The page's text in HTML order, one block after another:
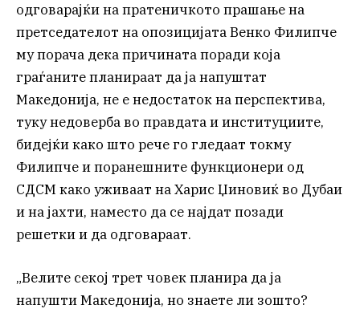
одговарајќи на пратеничкото прашање на
претседателот на опозицијата Венко Филипче
му порача дека причината поради која
граѓаните планираат да ја напуштат
Македонија, не е недостаток на перспектива,
туку недоверба во правдата и институциите,
бидејќи како што рече го гледаат токму
Филипче и поранешните функционери од
СДСМ како уживаат на Харис Џиновиќ во Дубаи
и на јахти, наместо да се најдат позади
решетки и да одговараат.
„Велите секој трет човек планира да ја
напушти Македонија, но знаете ли зошто?